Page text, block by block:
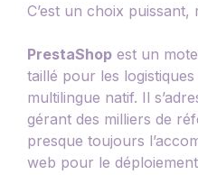
C’est un choix
PrestaShop est un
taillé pour les
multilingue natif. Il
gérant des milliers de
presque toujours
web pour le